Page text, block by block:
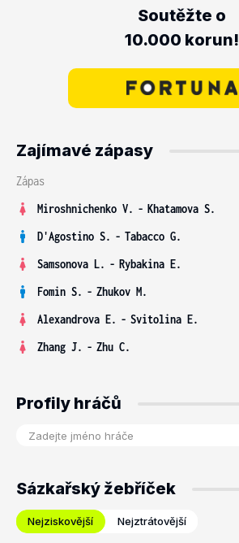
Soutěžte o
10.000 korun!
Zajímavé zápasy
Zápas
Miroshnichenko V. - Khatamova S.
D'Agostino S. - Tabacco G.
Samsonova L. - Rybakina E.
Fomin S. - Zhukov M.
Alexandrova E. - Svitolina E.
Zhang J. - Zhu C.
Profily hráčů
Sázkařský žebříček
Nejziskovější Nejztrátovější